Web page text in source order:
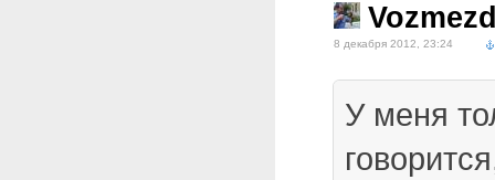
8 декабря 2012, 23:24
У меня